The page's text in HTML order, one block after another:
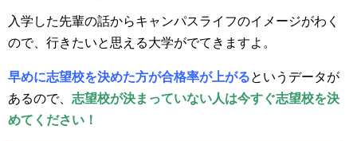
入学した先輩の話からキャンパスライフのイメージがわく
ので、行きたいと思える大学がでてきますよ。
早めに志望校を決めた方が合格率が上がるというデータが
あるので、 志望校が決まっていない人は今すぐ志望校を決
めてください！